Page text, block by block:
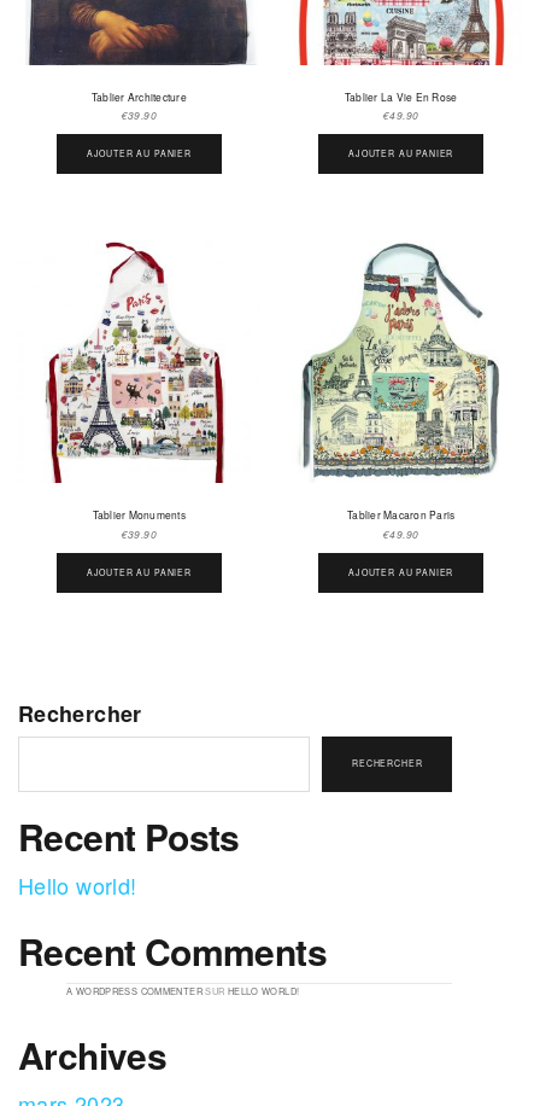
Tablier Architecture
€39.90
AJOUTER AU PANIER
Tablier La Vie En Rose
€49.90
AJOUTER AU PANIER
Tablier Monuments
€39.90
AJOUTER AU PANIER
Tablier Macaron Paris
€49.90
AJOUTER AU PANIER
Rechercher
RECHERCHER
Recent Posts
Hello world!
Recent Comments
A WORDPRESS COMMENTERSUR HELLO WORLD!
Archives